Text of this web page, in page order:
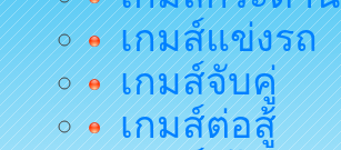
เกมส์แข่งรถ
เกมส์จับคู่
เกมส์ต่อสู้